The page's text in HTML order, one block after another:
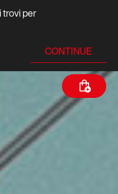
trovi per
CONTINUE